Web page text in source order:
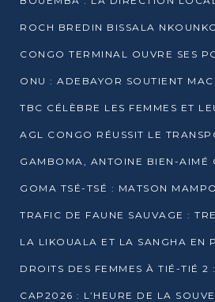
ONU : ADEBAYOR SOUTIENT
CAP2026 : L’HEURE DE LA